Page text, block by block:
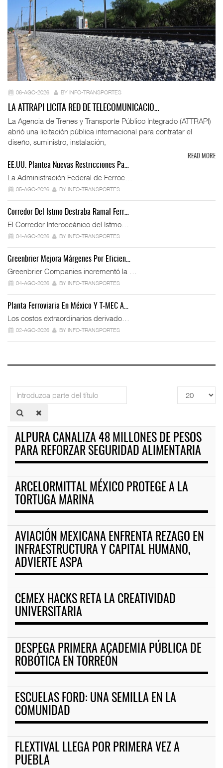
06-AGO-2026 BY INFO-TRANSPORTES
LA ATTRAPI LICITA RED DE TELECOMUNICACIO…
La Agencia de Trenes y Transporte Público Integrado (ATTRAPI)
abrió una licitación pública internacional para contratar el
diseño, suministro, instalación,
READ MORE
EE.UU. Plantea Nuevas Restricciones Pa…
La Administración Federal de Ferroc…
05-AGO-2026 BY INFO-TRANSPORTES
Corredor Del Istmo Destraba Ramal Ferr…
El Corredor Interoceánico del Istmo…
04-AGO-2026 BY INFO-TRANSPORTES
Greenbrier Mejora Márgenes Por Eficien…
Greenbrier Companies incrementó la …
04-AGO-2026 BY INFO-TRANSPORTES
Planta Ferroviaria En México Y T-MEC A…
Los costos extraordinarios derivado…
02-AGO-2026 BY INFO-TRANSPORTES
Introduzca
parte
del
Cantidad
a
ALPURA CANALIZA 48 MILLONES DE PESOS
PARA REFORZAR SEGURIDAD ALIMENTARIA
ARCELORMITTAL MÉXICO PROTEGE A LA
TORTUGA MARINA
AVIACIÓN MEXICANA ENFRENTA REZAGO EN
INFRAESTRUCTURA Y CAPITAL HUMANO,
ADVIERTE ASPA
CEMEX HACKS RETA LA CREATIVIDAD
UNIVERSITARIA
DESPEGA PRIMERA ACADEMIA PÚBLICA DE
ROBÓTICA EN TORREÓN
ESCUELAS FORD: UNA SEMILLA EN LA
COMUNIDAD
FLEXTIVAL LLEGA POR PRIMERA VEZ A
PUEBLA